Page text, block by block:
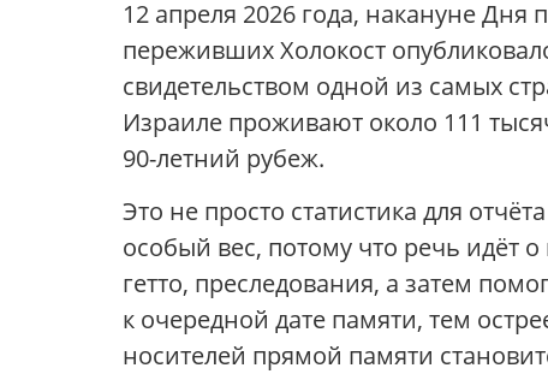
12 апреля 2026 года, накануне
переживших Холокост
свидетельством одной из самых
Израиле проживают около 111
90-летний рубеж.
Это не просто статистика для
особый вес, потому что речь идёт
гетто, преследования, а затем
к очередной дате памяти, тем
носителей прямой памяти